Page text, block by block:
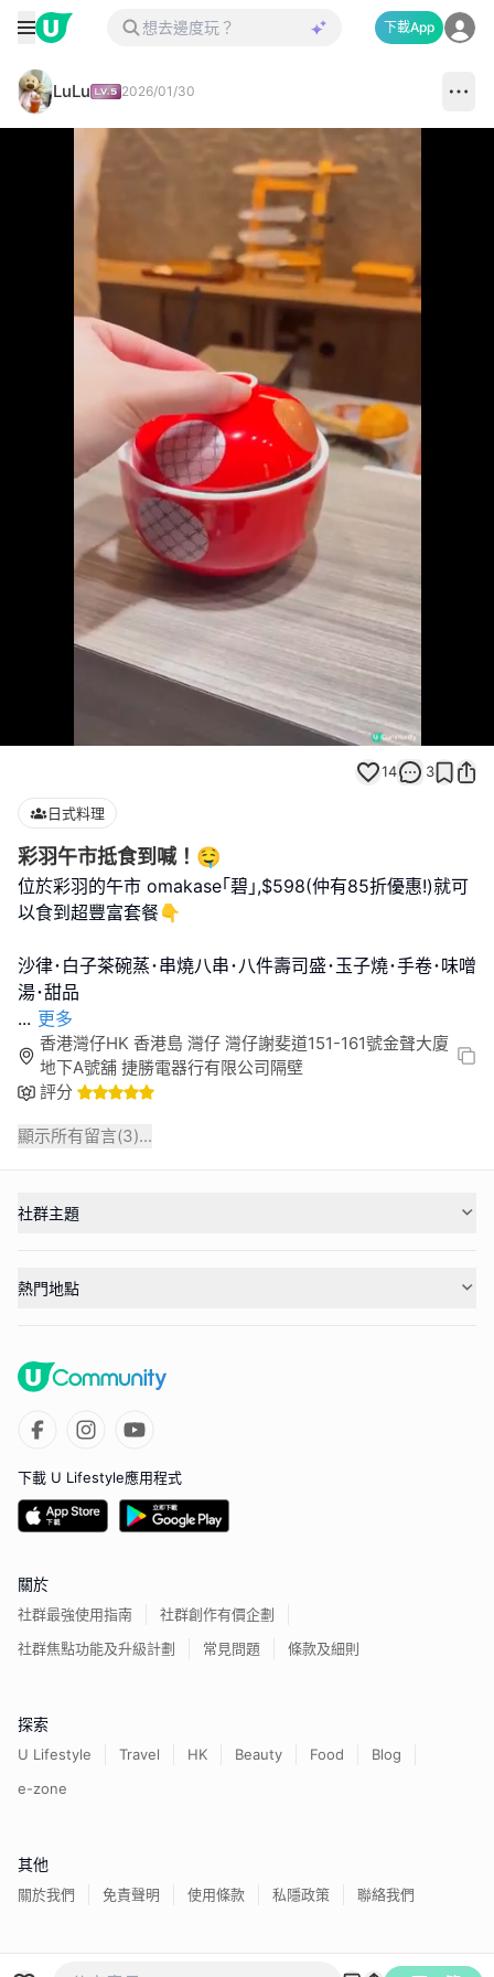
下載App
LuLu 2026/01/30
100.00%
14 3
日式料理
彩羽午市抵食到喊！🤤
位於彩羽的午市 omakase｢碧｣,$598(仲有85折優惠!)就可
以食到超豐富套餐👇
沙律･白子茶碗蒸･串燒八串･八件壽司盛･玉子燒･手卷･味噌
... 更多
香港灣仔HK 香港島 灣仔 灣仔謝斐道151-161號金聲大廈
地下A號舖 捷勝電器行有限公司隔壁
評分
顯示所有留言(3)...
社群主題
熱門地點
下載 U Lifestyle應用程式
關於
社群最強使用指南
社群創作有價企劃
社群焦點功能及升級計劃
常見問題 條款及細則
探索
U Lifestyle Travel HK Beauty Food
Blog
e-zone
其他
關於我們 免責聲明 使用條款 私隱政策 聯絡我們